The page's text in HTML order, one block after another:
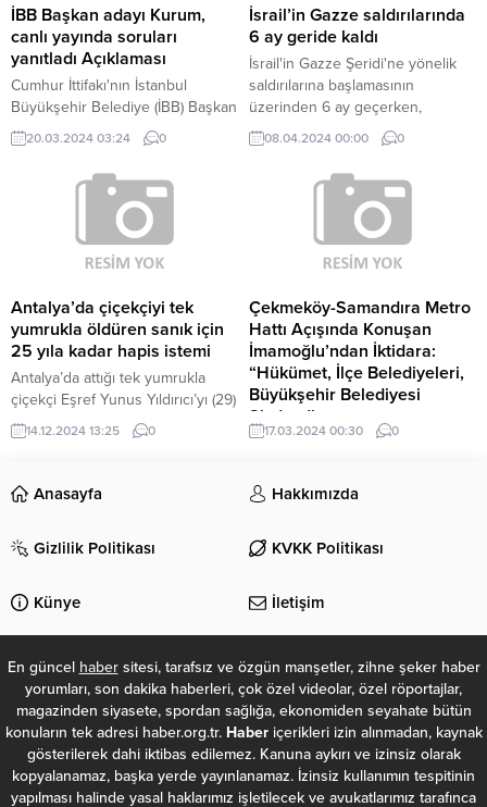
evine götürecek ekmek parası
bulamıyor. Emekli evine süt
götürecek parayı bulamıyor.
Torununa verecek parayı
bulamıyorken emekli hangi...
İBB Başkan adayı Kurum,
canlı yayında soruları
yanıtladı Açıklaması
Cumhur İttifakı'nın İstanbul
Büyükşehir Belediye (İBB) Başkan
adayı Murat Kurum, "Ben Yeniden
Refah Partili seçmenimizin 31
Mart'ta oyları böleceğini
düşünmüyorum.
20.03.2024 03:24 0
İsrail’in Gazze saldırılarında
6 ay geride kaldı
İsrail'in Gazze Şeridi'ne yönelik
saldırılarına başlamasının
üzerinden 6 ay geçerken,
Gazze'de hastane, okul, yerleşim
alanı demeden saldırılarını
sürdüren İsrail, 6 ayda en az 13
bini çocuk 33 bin 137 sivilin
ölümüne neden oldu.
08.04.2024 00:00 0
Antalya’da çiçekçiyi tek
yumrukla öldüren sanık için
25 yıla kadar hapis istemi
Antalya’da attığı tek yumrukla
çiçekçi Eşref Yunus Yıldırıcı’yı (29)
öldüren Kıvanç Şensöz (31)
hakkında hazırlanan iddianamede,
edildi. Sosyal medya hesaplarında
çiçek satışı yapan boksör Kıvanç
Dara Şensöz, oluşturulan
birlikte kendi fotoğrafını paylaştı.
Aynı bölgede çiçekçilikle
uğraşan...
14.12.2024 13:25 0
Çekmeköy-Samandıra Metro
Hattı Açışında Konuşan
İmamoğlu’ndan İktidara:
“Hükümet, İlçe Belediyeleri,
Büyükşehir Belediyesi
Sizdeydi.
İstanbul Büyükşehir Belediye
Çekmeköy–Sancaktepe-
Sultanbeyli metro hattının ilk etabı
kilometrelik Çekmeköy-
lideri Özgür Özel'in de katıldığı
bir törenle açtı. “2017’nin başında
sözleşmesi imzalanmış olan bu
projeyi, sadece 8-9 ay sonra niye
durdurdunuz” sorusunu yönelten
İmamoğlu, “16 milyon İstanbullu,...
17.03.2024 00:30 0
Anasayfa Hakkımızda
Gizlilik Politikası KVKK Politikası
Künye İletişim
En güncel habersitesi, tarafsız ve özgün manşetler, zihne şeker haber
yorumları, son dakika haberleri, çok özel videolar, özel röportajlar,
magazinden siyasete, spordan sağlığa, ekonomiden seyahate bütün
konuların tek adresi haber.org.tr. Haberiçerikleri izin alınmadan, kaynak
gösterilerek dahi iktibas edilemez. Kanuna aykırı ve izinsiz olarak
kopyalanamaz, başka yerde yayınlanamaz. İzinsiz kullanımın tespitinin
yapılması halinde yasal haklarımız işletilecek ve avukatlarımız tarafınca